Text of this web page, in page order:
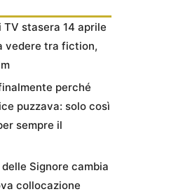
TV stasera 14 aprile
vedere tra fiction,
perché
puzzava: solo così
sempre il
Signore cambia
collocazione